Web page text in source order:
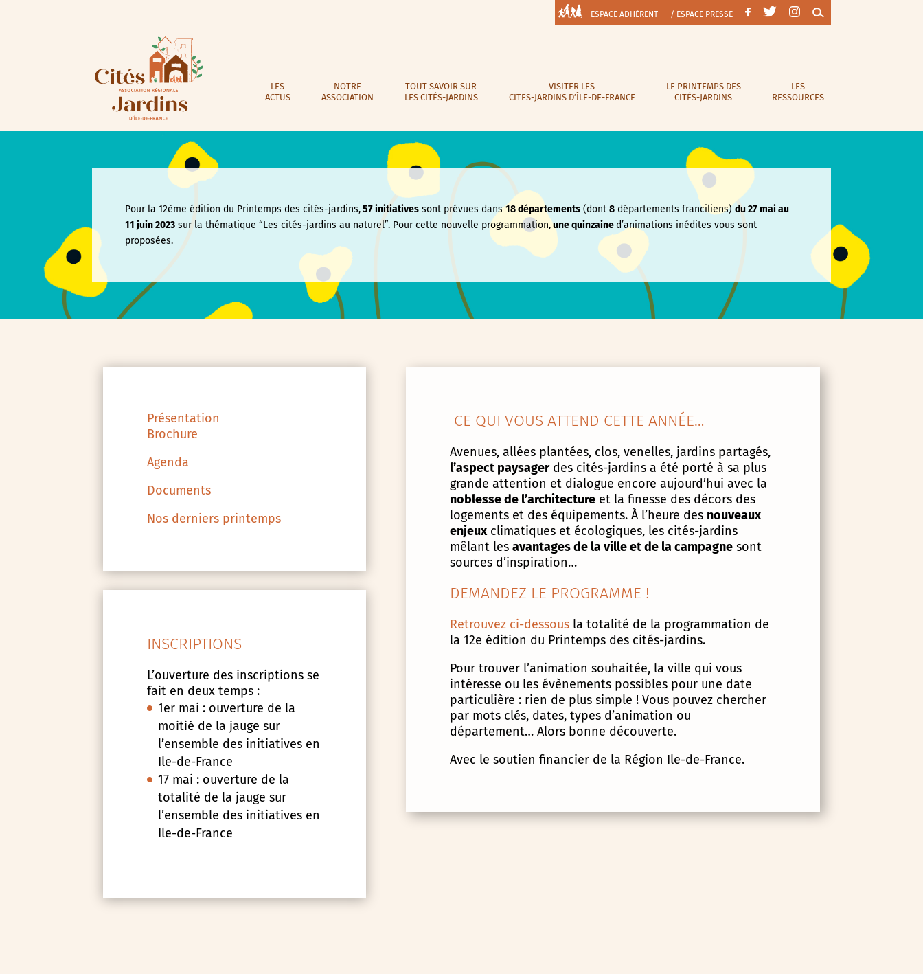
ESPACE ADHÉRENT / ESPACE PRESSE
LES
ACTUS
NOTRE
ASSOCIATION
TOUT SAVOIR SUR
LES CITÉS-JARDINS
VISITER LES
CITES-JARDINS D’ÎLE-DE-FRANCE
LE PRINTEMPS DES
CITÉS-JARDINS
LES
RESSOURCES
Pour la 12ème édition du Printemps des cités-jardins,57 initiatives sont prévues dans18 départements (dont8 départements franciliens)du 27 mai au
11 juin2023 sur la thématique “Les cités-jardins au naturel”. Pour cette nouvelle programmation,une quinzaine d’animations inédites vous sont
proposées.
Présentation
Brochure
Agenda
Documents
Nos derniers printemps
INSCRIPTIONS
L’ouverture des inscriptions se
fait en deux temps :
1er mai : ouverture de la
moitié de la jauge sur
l’ensemble des initiatives en
Ile-de-France
17 mai : ouverture de la
totalité de la jauge sur
l’ensemble des initiatives en
Ile-de-France
CE QUI VOUS ATTEND CETTE ANNÉE…
Avenues, allées plantées, clos, venelles, jardins partagés,
l’aspect paysagerdes cités-jardins a été porté à sa plus
grande attention et dialogue encore aujourd’hui avec la
noblesse de l’architectureet la finesse des décors des
logements et des équipements. À l’heure des nouveaux
enjeuxclimatiques et écologiques, les cités-jardins
mêlant les avantages de la ville et de la campagnesont
sources d’inspiration…
DEMANDEZ LE PROGRAMME !
Retrouvez ci-dessousla totalité de la programmation de
la 12e édition du Printemps des cités-jardins.
Pour trouver l’animation souhaitée, la ville qui vous
intéresse ou les évènements possibles pour une date
particulière : rien de plus simple ! Vous pouvez chercher
par mots clés, dates, types d’animation ou
département… Alors bonne découverte.
Avec le soutien financier de la Région Ile-de-France.